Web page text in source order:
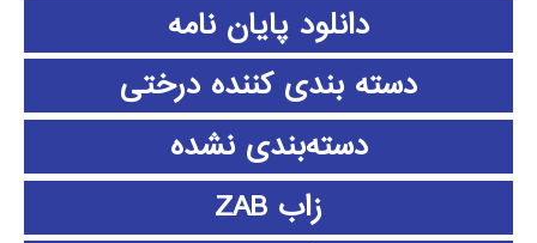
دانلود پايان نامه
دسته بندی کننده درختی
دسته‌بندی نشده
زاب ZAB